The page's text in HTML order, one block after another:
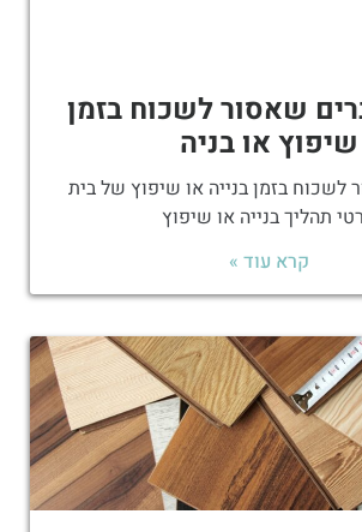
שאסור לשכוח בזמן
שיפוץ או בניה
לשכוח בזמן בנייה או שיפוץ של בית
תהליך בנייה או שיפוץ
קרא עוד »